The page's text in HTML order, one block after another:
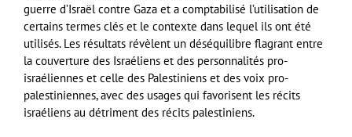
guerre d’Israël contre Gaza et a comptabilisé l’utilisation de
certains termes clés et le contexte dans lequel ils ont été
utilisés. Les résultats révèlent un déséquilibre flagrant entre
la couverture des Israéliens et des personnalités pro-
israéliennes et celle des Palestiniens et des voix pro-
palestiniennes, avec des usages qui favorisent les récits
israéliens au détriment des récits palestiniens.